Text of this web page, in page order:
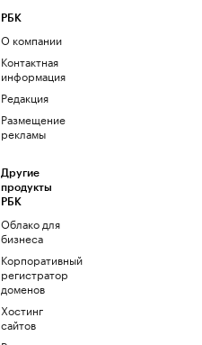
РБК
О компании
Контактная
информация
Редакция
Размещение
рекламы
Другие
продукты
РБК
Облако для
бизнеса
Корпоративный
регистратор
доменов
Хостинг
сайтов